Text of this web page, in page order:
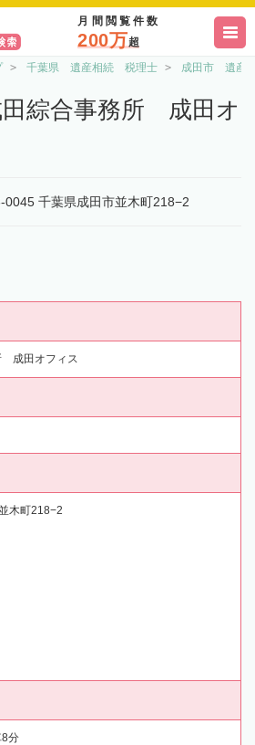
月間閲覧件数
200万超
千葉県 遺産相続 税理士 成田市 遺産
田綜合事務所 成田オ
0045 千葉県成田市並木町218−2
成田オフィス
木町218−2
8分